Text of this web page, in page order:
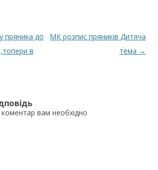
пряника до
в
МК розпис пряників Дитяча
тема →
вам необхідно